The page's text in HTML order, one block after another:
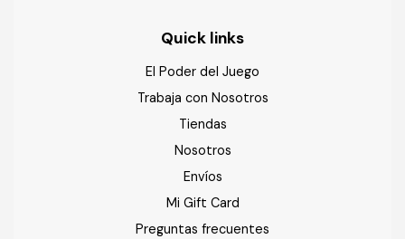
Quick links
El Poder del Juego
Trabaja con Nosotros
Tiendas
Nosotros
Envíos
Mi Gift Card
Preguntas frecuentes